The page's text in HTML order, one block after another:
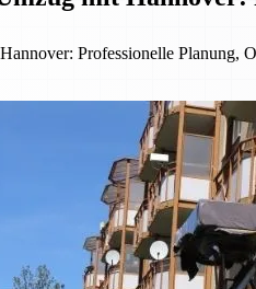
Professionelle Planung,